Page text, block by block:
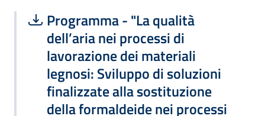
Scarica file:
Programma - "La qualità
dell’aria nei processi di
lavorazione dei materiali
legnosi: Sviluppo di soluzioni
finalizzate alla sostituzione
della formaldeide nei processi
Formato PDF — Dimensione 336.74 kB